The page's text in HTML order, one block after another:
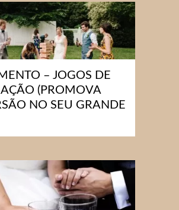
– JOGOS DE
(PROMOVA
NO SEU GRANDE